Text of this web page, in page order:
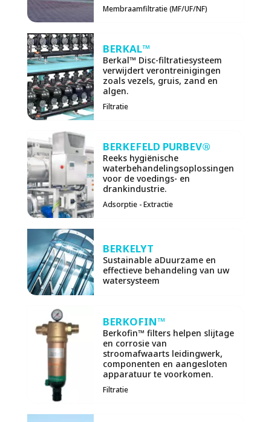
Membraamfiltratie (MF/UF/NF)
BERKAL™
Berkal™ Disc-filtratiesysteem
verwijdert verontreinigingen
zoals vezels, gruis, zand en
algen.
Filtratie
BERKEFELD PURBEV®
Reeks hygiënische
waterbehandelingsoplossingen
voor de voedings- en
drankindustrie.
Adsorptie - Extractie
BERKELYT
Sustainable aDuurzame en
effectieve behandeling van uw
watersysteem
BERKOFIN™
Berkofin™ filters helpen slijtage
en corrosie van
stroomafwaarts leidingwerk,
componenten en aangesloten
apparatuur te voorkomen.
Filtratie